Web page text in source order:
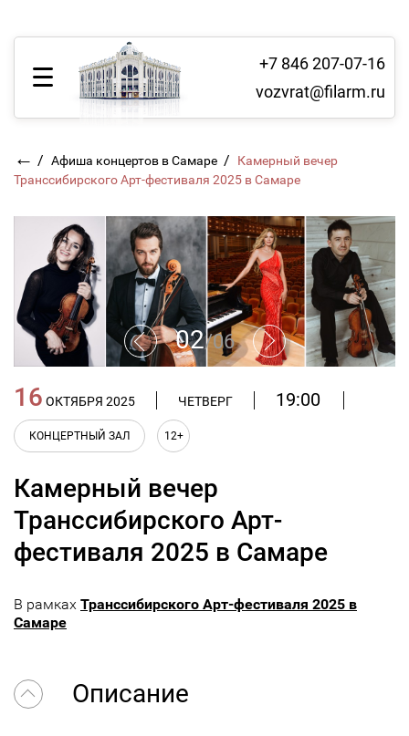
+7 846 207-07-16
vozvrat@filarm.ru
← / Афиша концертов в Самаре /
Камерный вечер
Транссибирского Арт-фестиваля 2025 в Самаре
02/06
16 ОКТЯБРЯ 2025 ЧЕТВЕРГ 19:00
КОНЦЕРТНЫЙ ЗАЛ 12+
Камерный вечер
Транссибирского Арт-
фестиваля 2025 в Самаре
В рамках Транссибирского Арт-фестиваля 2025 в
Самаре
Описание